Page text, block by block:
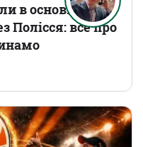
в основному
Полісся: все про